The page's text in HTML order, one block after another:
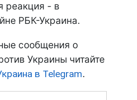
реакция - в
РБК-Украина.
сообщения о
Украины читайте
в Telegram.